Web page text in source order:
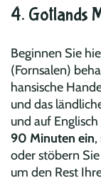
4. Gotlands
Beginnen Sie
(Fornsalen)
hansische
und das
und auf
90 Minuten ein
oder stöbern
um den Rest